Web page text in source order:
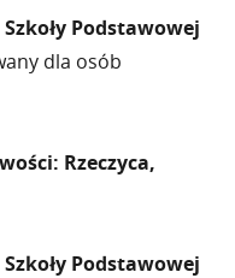
Podstawowej
dla osób
Rzeczyca,
Podstawowej